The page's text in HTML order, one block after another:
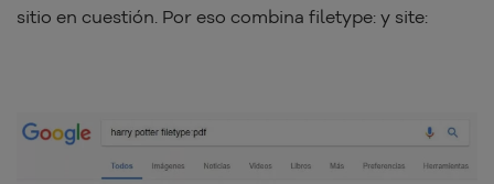
sitio en cuestión. Por eso combina filetype: y site: